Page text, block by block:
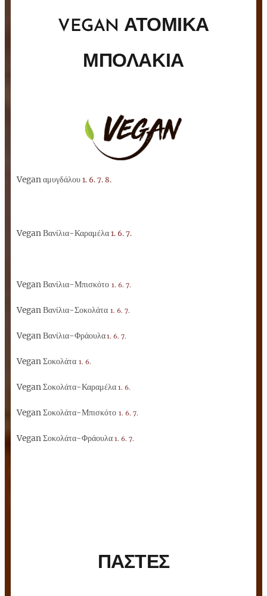
VEGAN ΑΤΟΜΙΚΑ
ΜΠΟΛΑΚΙΑ
Vegan αμυγδάλου 1. 6. 7. 8.
Vegan Βανίλια-Καραμέλα 1. 6. 7.
Vegan Βανίλια-Μπισκότο 1. 6. 7.
Vegan Βανίλια-Σοκολάτα 1. 6. 7.
Vegan Βανίλια-Φράουλα1. 6. 7.
Vegan Σοκολάτα 1. 6.
Vegan Σοκολάτα-Καραμέλα 1. 6.
Vegan Σοκολάτα-Μπισκότο 1. 6. 7.
Vegan Σοκολάτα-Φράουλα 1. 6. 7.
ΠΑΣΤΕΣ